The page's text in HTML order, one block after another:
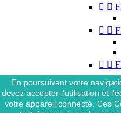
 
 
 
En poursuivant votre
devez accepter l’utilisation et
votre appareil connecté. Ces